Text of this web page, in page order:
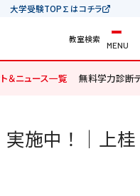
大学受験TOP∑はコチラ
教室検索
MENU
＆ニュース一覧 無料学力診断
施中！｜上桂